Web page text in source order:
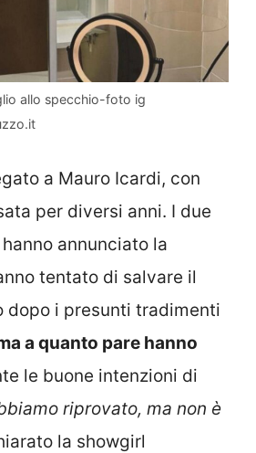
allo specchio-foto ig
a Mauro Icardi, con
per diversi anni. I due
annunciato la
tentato di salvare il
dopo i presunti tradimenti
a quanto pare hanno
le buone intenzioni di
riprovato, ma non è
la showgirl